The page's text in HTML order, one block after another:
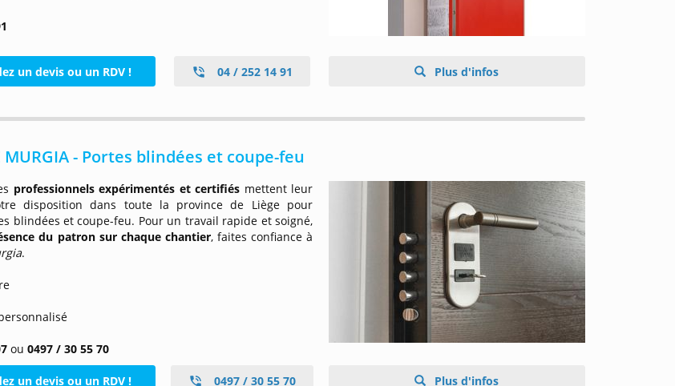
un devis ou un RDV ! 04 / 252 14 91 Plus d'infos
MURGIA - Portes blindées et coupe-feu
professionnels expérimentés et certifiés mettent leur
disposition dans toute la province de Liège pour
blindées et coupe-feu. Pour un travail rapide et soigné,
du patron sur chaque chantier, faites confiance à
.
ou0497 / 30 55 70
un devis ou un RDV ! 0497 / 30 55 70 Plus d'infos